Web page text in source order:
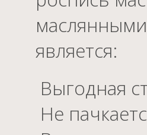
является:
Выгодная
Не